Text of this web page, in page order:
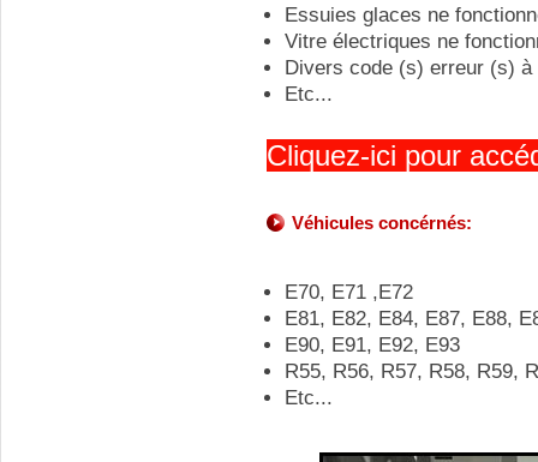
Essuies glaces ne
Vitre électriques ne
Divers code (s) erreur (s)
Etc...
Cliquez-ici pour
Véhicules concérnés:
E70, E71 ,E72
E81, E82, E84, E87, E88,
E90, E91, E92, E93
R55, R56, R57, R58, R59,
Etc...